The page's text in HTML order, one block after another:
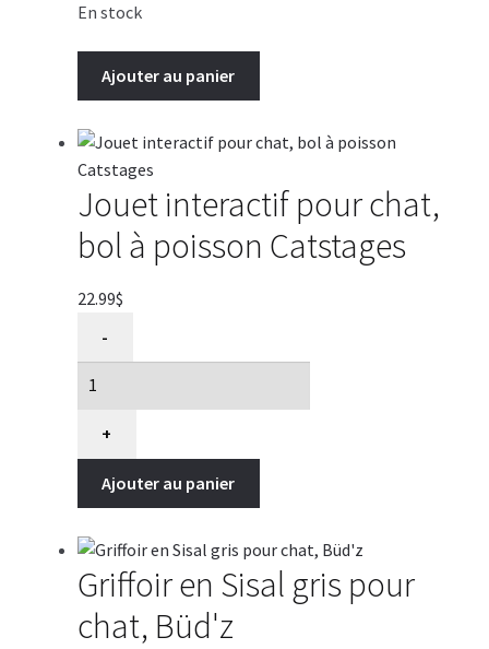
En stock
Ajouter au panier
Jouet interactif pour chat,
bol à poisson Catstages
22.99$
Jouet
interactif
pour
chat,
à
poisson
Catstages
-
+
Ajouter au panier
Griffoir en Sisal gris pour
chat, Büd'z